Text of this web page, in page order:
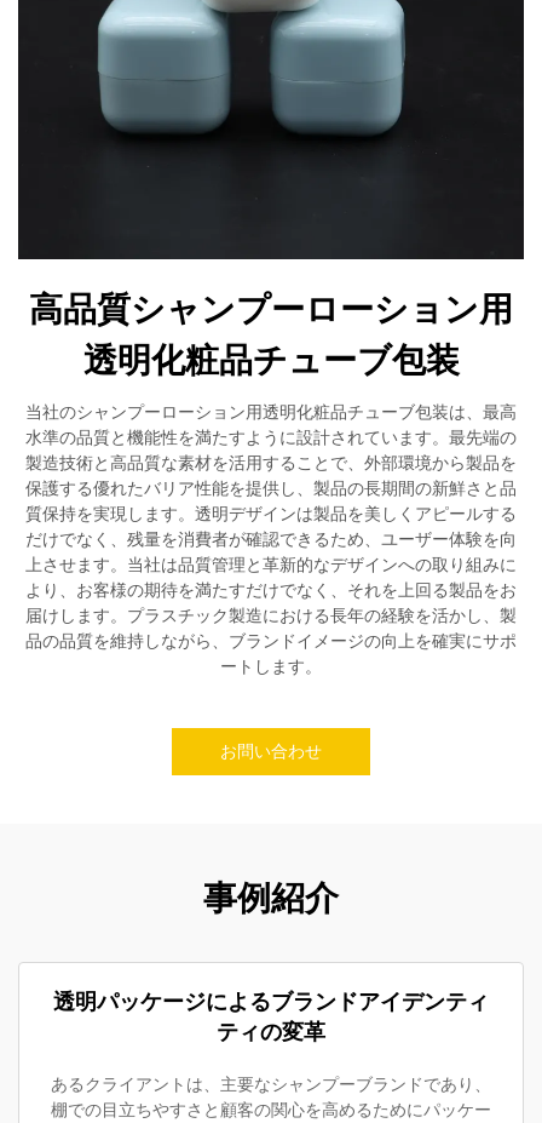
高品質シャンプーローション用
透明化粧品チューブ包装
当社のシャンプーローション用透明化粧品チューブ包装は、最高
水準の品質と機能性を満たすように設計されています。最先端の
製造技術と高品質な素材を活用することで、外部環境から製品を
保護する優れたバリア性能を提供し、製品の長期間の新鮮さと品
質保持を実現します。透明デザインは製品を美しくアピールする
だけでなく、残量を消費者が確認できるため、ユーザー体験を向
上させます。当社は品質管理と革新的なデザインへの取り組みに
より、お客様の期待を満たすだけでなく、それを上回る製品をお
届けします。プラスチック製造における長年の経験を活かし、製
品の品質を維持しながら、ブランドイメージの向上を確実にサポ
ートします。
お問い合わせ
事例紹介
透明パッケージによるブランドアイデンティ
ティの変革
あるクライアントは、主要なシャンプーブランドであり、
棚での目立ちやすさと顧客の関心を高めるためにパッケー